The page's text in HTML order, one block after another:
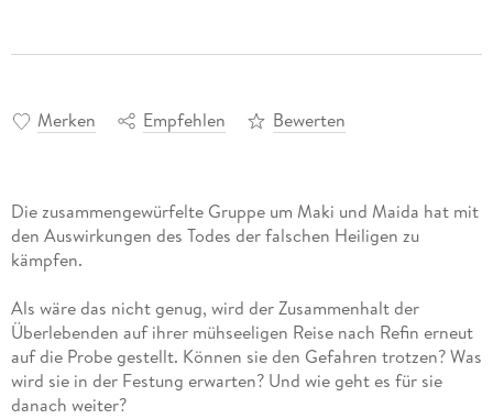
Merken Empfehlen Bewerten
Die zusammengewürfelte Gruppe um Maki und Maida hat mit
den Auswirkungen des Todes der falschen Heiligen zu
kämpfen.
Als wäre das nicht genug, wird der Zusammenhalt der
Überlebenden auf ihrer mühseeligen Reise nach Refin erneut
auf die Probe gestellt. Können sie den Gefahren trotzen? Was
wird sie in der Festung erwarten? Und wie geht es für sie
danach weiter?